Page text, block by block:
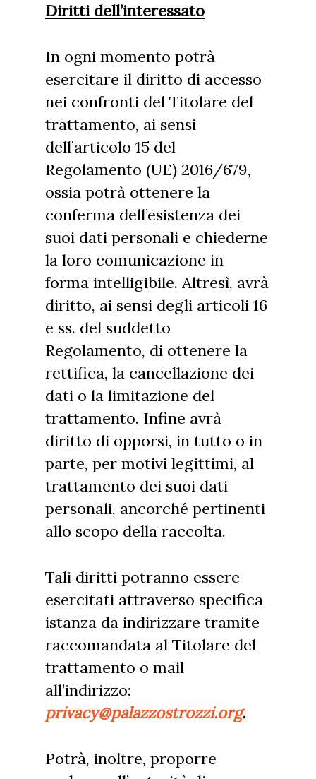
Diritti dell’interessato
In ogni momento potrà
esercitare il diritto di accesso
nei confronti del Titolare del
trattamento, ai sensi
dell’articolo 15 del
Regolamento (UE) 2016/679,
ossia potrà ottenere la
conferma dell’esistenza dei
suoi dati personali e chiederne
la loro comunicazione in
forma intelligibile. Altresì, avrà
diritto, ai sensi degli articoli 16
e ss. del suddetto
Regolamento, di ottenere la
rettifica, la cancellazione dei
dati o la limitazione del
trattamento. Infine avrà
diritto di opporsi, in tutto o in
parte, per motivi legittimi, al
trattamento dei suoi dati
personali, ancorché pertinenti
allo scopo della raccolta.
Tali diritti potranno essere
esercitati attraverso specifica
istanza da indirizzare tramite
raccomandata al Titolare del
trattamento o mail
all’indirizzo:
privacy@palazzostrozzi.org.
Potrà, inoltre, proporre